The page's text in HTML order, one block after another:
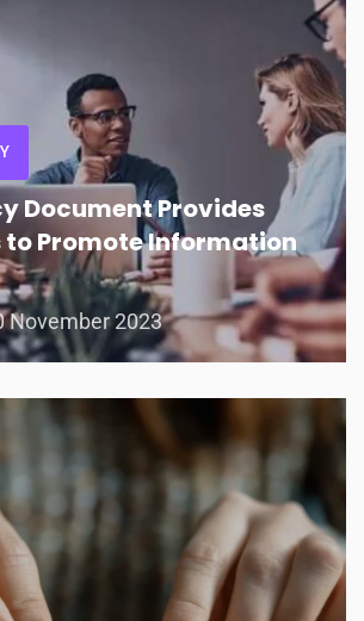
Document Provides
to Promote Information
November 2023